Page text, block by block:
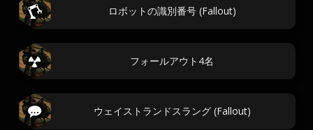
ロボットの識別番号 (Fallout)
フォールアウト4名
ウェイストランドスラング (Fallout)